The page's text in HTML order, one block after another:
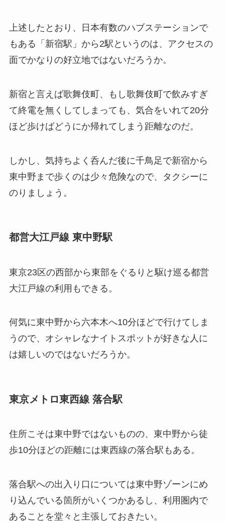
上述したとおり、日本有数のハブステーションで
もある「新宿駅」から2駅というのは、アクセスの
面でかなりの好立地ではないだろうか。
新宿と言えば歌舞伎町、もし歌舞伎町で飲みすぎ
て終電を無くしてしまっても、気合をいれて20分
ほど歩けばどうにか帰れてしまう距離なのだ。
しかし、気持ちよく呑んだ後に千鳥足で新宿から
東中野まで歩くのは少々危険なので、タクシーに
のりましょう。
都営大江戸線 東中野駅
東京23区の西部から東部をぐるりと駆け巡る都営
大江戸線の利用もできる。
何気に東中野から六本木へ10分ほどで行けてしま
うので、オシャレなナイトスポットが好きな人に
は嬉しいのではないだろうか。
東京メトロ東西線 落合駅
住所こそは東中野ではないものの、東中野から徒
歩10分ほどの距離には東西線の落合駅もある。
落合駅への出入り口については東中野ゾーンにめ
り込んでいる箇所がいくつかあるし、利用圏内で
あることを堂々と主張しておきたい。